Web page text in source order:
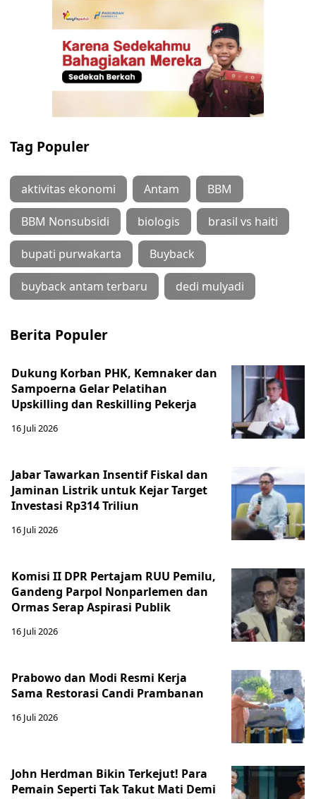
Tag Populer
aktivitas ekonomi Antam BBM
BBM Nonsubsidi biologis brasil vs haiti
bupati purwakarta Buyback
buyback antam terbaru dedi mulyadi
Berita Populer
Dukung Korban PHK, Kemnaker dan
Sampoerna Gelar Pelatihan
Upskilling dan Reskilling Pekerja
16 Juli 2026
Jabar Tawarkan Insentif Fiskal dan
Jaminan Listrik untuk Kejar Target
Investasi Rp314 Triliun
16 Juli 2026
Komisi II DPR Pertajam RUU Pemilu,
Gandeng Parpol Nonparlemen dan
Ormas Serap Aspirasi Publik
16 Juli 2026
Prabowo dan Modi Resmi Kerja
Sama Restorasi Candi Prambanan
16 Juli 2026
John Herdman Bikin Terkejut! Para
Pemain Seperti Tak Takut Mati Demi